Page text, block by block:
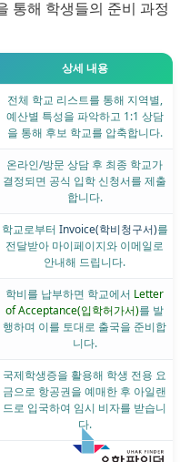
통해 학생들의 준비 과정
상세 내용
전체 학교 리스트를 통해 지역별,
예산별 특성을 파악하고 1:1 상담
을 통해 후보 학교를 압축합니다.
온라인/방문 상담 후 최종 학교가
결정되면 공식 입학 신청서를 제출
합니다.
학교로부터 Invoice(학비청구서)를
전달받아 마이페이지와 이메일로
안내해 드립니다.
학비를 납부하면 학교에서 Letter
of Acceptance(입학허가서)를 발
행하며 이를 토대로 출국을 준비합
니다.
국제학생증을 활용해 학생 전용 요
금으로 항공권을 예매한 후 아일랜
드로 입국하여 임시 비자를 받습니
다.